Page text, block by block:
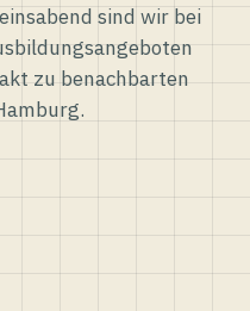
sind wir bei
zu benachbarten